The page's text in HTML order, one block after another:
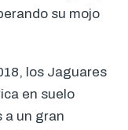
su mojo
los Jaguares
en suelo
a un gran